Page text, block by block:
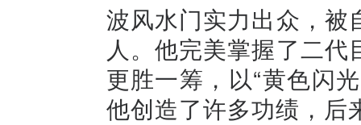
波风水门实力出众，
人。他完美掌握了二
更胜一筹，以“黄色闪
他创造了许多功绩，后